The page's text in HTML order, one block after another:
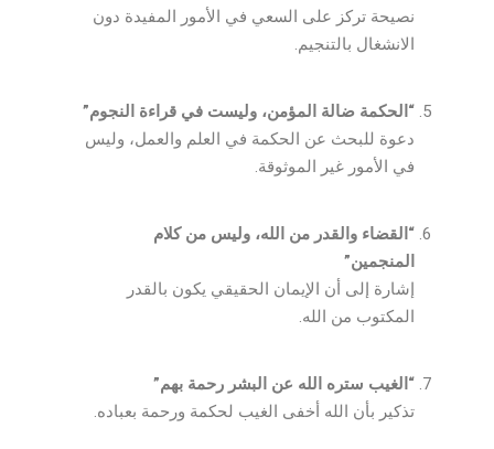
نصيحة تركز على السعي في الأمور المفيدة دون
الانشغال بالتنجيم.
“الحكمة ضالة المؤمن، وليست في قراءة النجوم”
دعوة للبحث عن الحكمة في العلم والعمل، وليس
في الأمور غير الموثوقة.
“القضاء والقدر من الله، وليس من كلام
المنجمين”
إشارة إلى أن الإيمان الحقيقي يكون بالقدر
المكتوب من الله.
“الغيب ستره الله عن البشر رحمة بهم”
تذكير بأن الله أخفى الغيب لحكمة ورحمة بعباده.